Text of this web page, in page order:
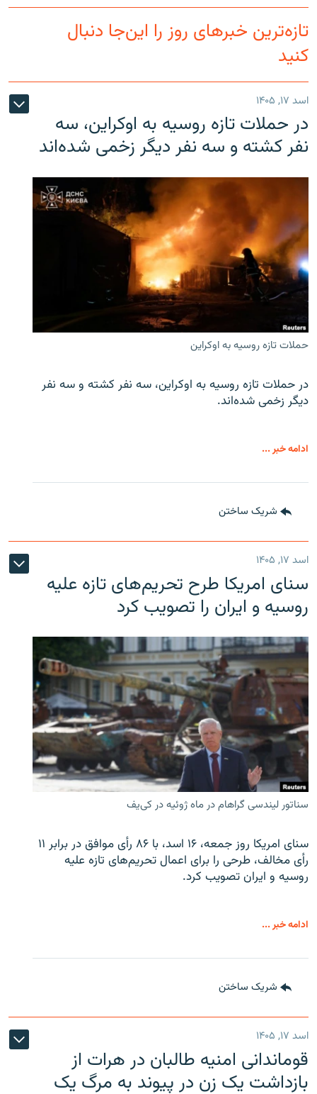
تازه‌ترین خبرهای روز را این‌جا دنبال
کنید
اسد ۱۷, ۱۴۰۵
در حملات تازه روسیه به اوکراین، سه
نفر کشته و سه نفر دیگر زخمی شده‌اند
حملات تازه روسیه به اوکراین
در حملات تازه روسیه به اوکراین، سه نفر کشته و سه نفر
دیگر زخمی شده‌اند.
ادامه خبر ...
شریک ساختن
اسد ۱۷, ۱۴۰۵
سنای امریکا طرح تحریم‌های تازه علیه
روسیه و ایران را تصویب کرد
سناتور لیندسی گراهام در ماه ژوئیه در کی‌یف
سنای امریکا روز جمعه، ۱۶ اسد، با ۸۶ رأی موافق در برابر ۱۱
رأی مخالف، طرحی را برای اعمال تحریم‌های تازه علیه
روسیه و ایران تصویب کرد.
ادامه خبر ...
شریک ساختن
اسد ۱۷, ۱۴۰۵
قوماندانی امنیه طالبان در هرات از
بازداشت یک زن در پیوند به مرگ یک